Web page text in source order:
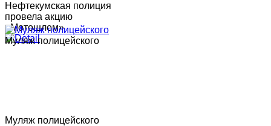
Нефтекумская полиция
провела акцию
«Мотошлем»
Муляж полицейского
Муляж полицейского